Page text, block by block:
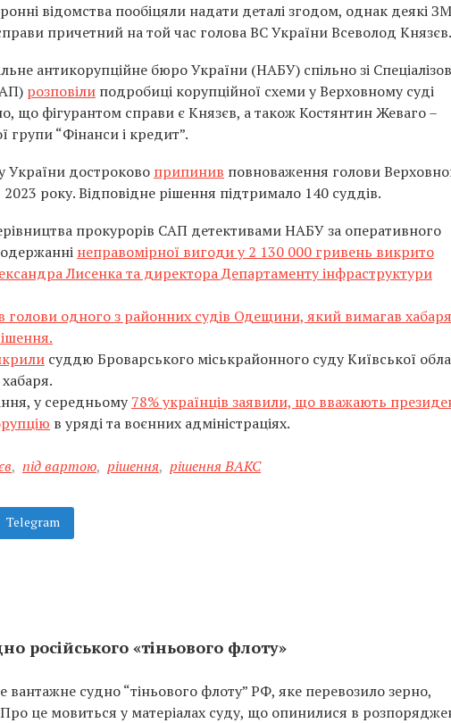
відомства пообіцяли надати деталі згодом, однак деякі
причетний на той час голова ВС України Всеволод Князєв.
антикорупційне бюро України (НАБУ) спільно зі
розповіли подробиці корупційної схеми у Верховному суді
що фігурантом справи є Князєв, а також Костянтин Жеваго –
групи “Фінанси і кредит”.
України достроково припинив повноваження голови
року. Відповідне рішення підтримало 140 суддів.
прокурорів САП детективами НАБУ за оперативного
неправомірної вигоди у 2 130 000 гривень викрито
Лисенка та директора Департаменту інфраструктури
голови одного з районних судів Одещини, який вимагав
суддю Броварського міськрайонного суду Київської
у середньому78% українців заявили, що вважають
в уряді та воєнних адміністраціях.
, під вартою, рішення, рішення ВАКС
Telegram
російського «тіньового флоту»
судно “тіньового флоту” РФ, яке перевозило зерно,
це мовиться у матеріалах суду, що опинилися в